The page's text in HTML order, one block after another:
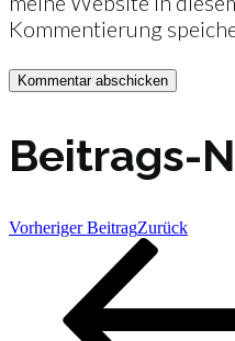
Kommentierung
Beitrags-
Vorheriger BeitragZurück